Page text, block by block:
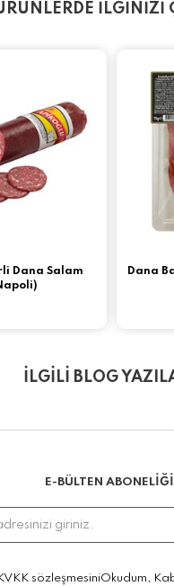
İLGİNİZİ
Dana Salam
Dana
İLGİLİ BLOG
E-BÜLTEN ABONELİĞİ
KVKK sözleşmesiniOkudum,